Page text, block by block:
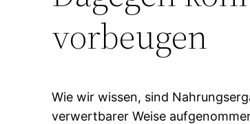
vorbeugen
Wie wir wissen, sind
verwertbarer Weise